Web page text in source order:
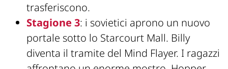
trasferiscono.
Stagione 3: i sovietici aprono un nuovo
portale sotto lo Starcourt Mall. Billy
diventa il tramite del Mind Flayer. I ragazzi